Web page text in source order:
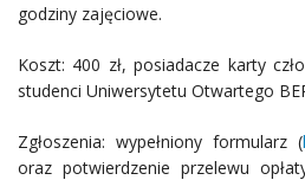
godziny zajęciowe.
Koszt: 400 zł, posiadacze karty
studenci Uniwersytetu Otwartego
Zgłoszenia: wypełniony formularz (
oraz potwierdzenie przelewu